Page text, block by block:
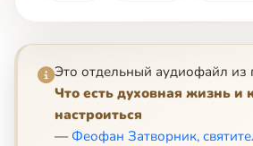
Это отдельный аудиофайл из
Что есть духовная жизнь и
настроиться
— Феофан Затворник,